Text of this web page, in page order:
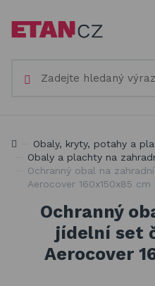
+420777 230 065
Obaly, kryty, potahy a
Dřevěné hračky pro děti
Stavebnice Qman pro děti
Houpačky a závěsné
Venkovní hry a hračky pro
Jsme experti na zastínění a
Obaly, kryty, potahy a
Obaly a plachty na
Ochranný obal na
Aerocover 160x150x85 cm
Ochranný
jídelní set
Aerocover